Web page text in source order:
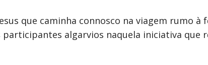
que caminha connosco na viagem rumo à
algarvios naquela iniciativa que